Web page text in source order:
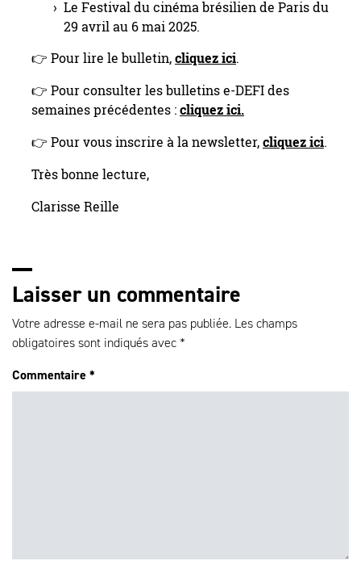
Le Festival du cinéma brésilien de Paris du
29 avril au 6 mai 2025.
👉 Pour lire le bulletin,cliquez ici.
👉 Pour consulter les bulletins e-DEFI des
semaines précédentes :cliquez ici.
👉 Pour vous inscrire à la newsletter,cliquez ici.
Très bonne lecture,
Clarisse Reille
Laisser un commentaire
Votre adresse e-mail ne sera pas publiée. Les champs
obligatoires sont indiqués avec *
Commentaire *